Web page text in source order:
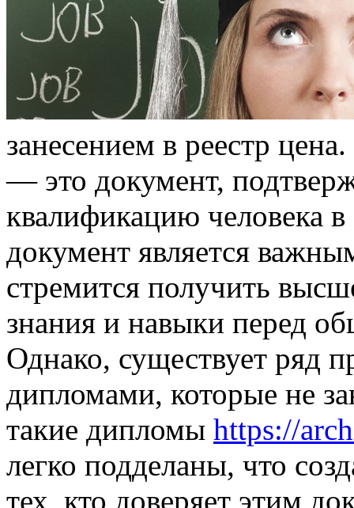
зaнeсeниeм в рeeстр
— это документ,
квалификацию человека
документ является
стремится получить
знания и навыки перед
Однако, существует ряд
дипломами, которые не
такие дипломы https://
легко подделаны, что
тех, кто доверяет этим